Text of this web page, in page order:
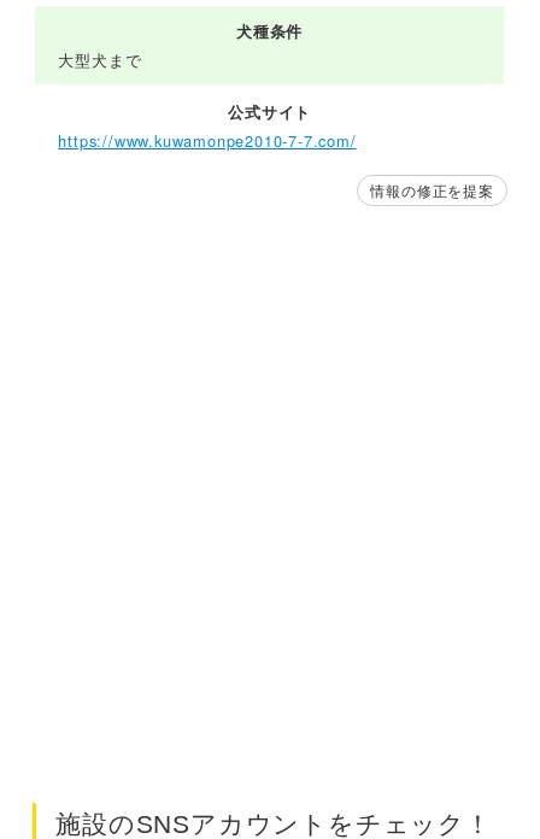
犬種条件
大型犬まで
公式サイト
https://www.kuwamonpe2010-7-7.com/
情報の修正を提案
施設のSNSアカウントをチェック！